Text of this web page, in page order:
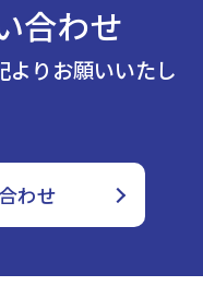
合わせ
よりお願いいたし
わせ